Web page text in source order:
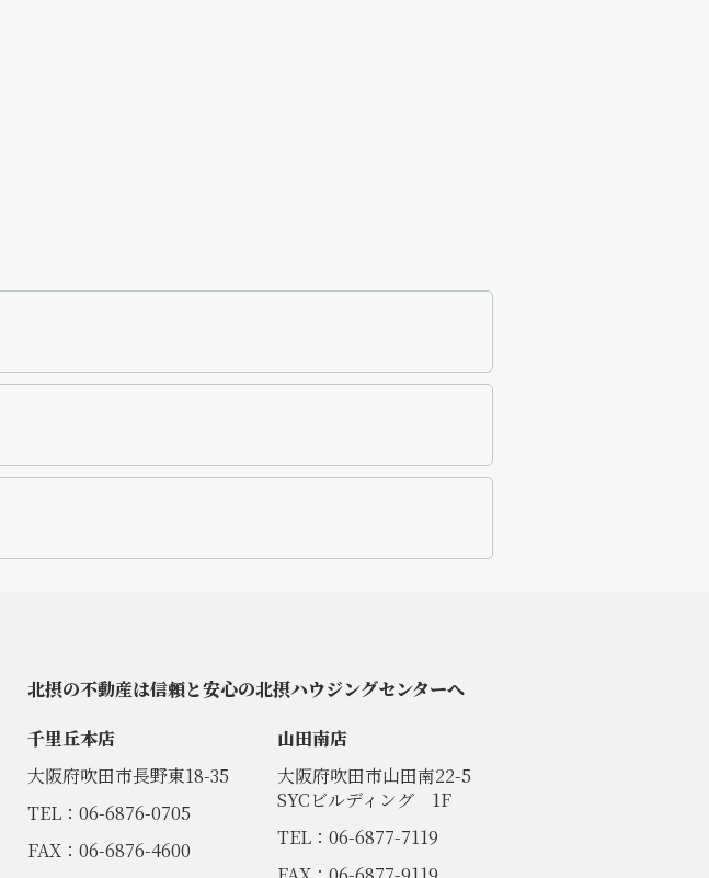
北摂の不動産は信頼と安心の北摂ハウジングセンターへ
千里丘本店
大阪府吹田市長野東18-35
TEL：06-6876-0705
FAX：06-6876-4600
山田南店
大阪府吹田市山田南22-5
SYCビルディング 1F
TEL：06-6877-7119